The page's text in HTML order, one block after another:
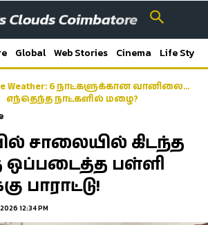
Global Web Stories Cinema Life Style
Weather: 6 நாட்களுக்கான வானிலை…
எந்தெந்த நாட்களில் மழை?
சாலையில் கிடந்த
பள்ளி
பாராட்டு!
12:34 PM